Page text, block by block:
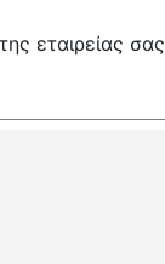
εταιρείας σας